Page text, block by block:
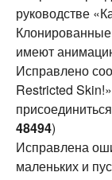
руководстве
имеют
Исправлено
Restricted
48494)
Исправлена
маленьких и